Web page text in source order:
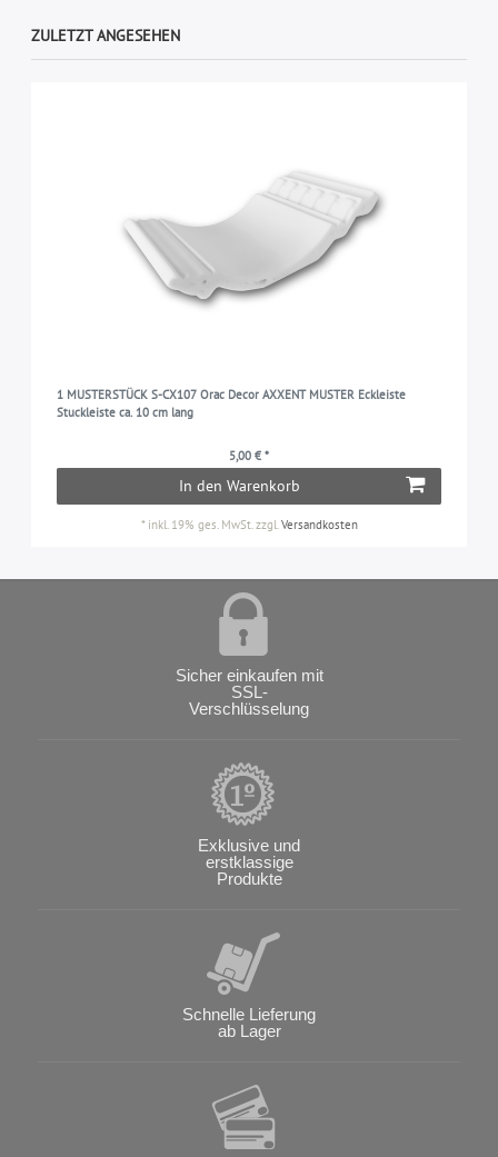
ZULETZT ANGESEHEN
1 MUSTERSTÜCK S-CX107 Orac Decor AXXENT MUSTER Eckleiste
Stuckleiste ca. 10 cm lang
5,00 € *
In den Warenkorb
* inkl. 19% ges. MwSt.zzgl.Versandkosten
Sicher einkaufen mit
SSL-
Verschlüsselung
Exklusive und
erstklassige
Produkte
Schnelle Lieferung
ab Lager